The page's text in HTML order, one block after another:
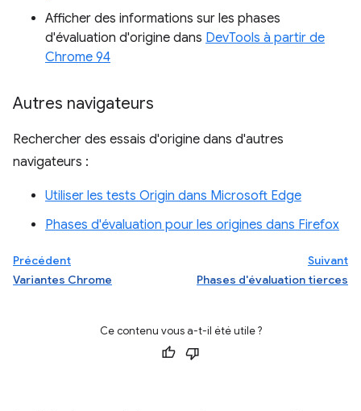
Afficher des informations sur les phases
d'évaluation d'origine dans DevTools à partir de
Chrome 94
Autres navigateurs
Rechercher des essais d'origine dans d'autres
navigateurs :
Utiliser les tests Origin dans Microsoft Edge
Phases d'évaluation pour les origines dans Firefox
Précédent
Variantes Chrome
Suivant
Phases d'évaluation tierces
Ce contenu vous a-t-il été utile ?